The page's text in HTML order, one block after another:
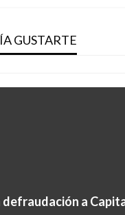
GUSTARTE
septiembre 18, 2018
a